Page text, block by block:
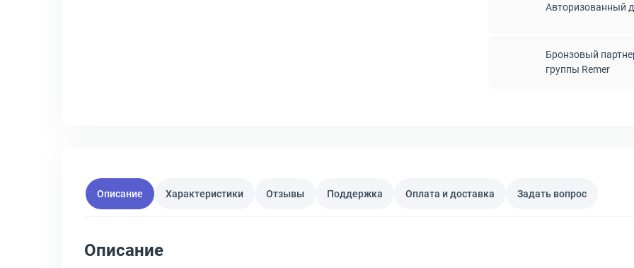
Авторизованный
Бронзовый
группы Remer
Описание Характеристики Отзывы Поддержка Оплата и доставка Задать вопрос
Описание